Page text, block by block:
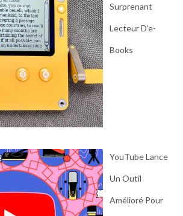
Surprenant
Lecteur D’e-
Books
YouTube Lance
Un Outil
Amélioré Pour